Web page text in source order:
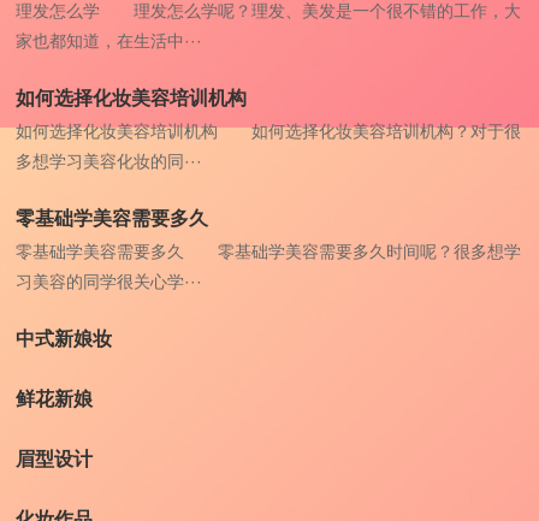
理发怎么学 理发怎么学呢？理发、美发是一个很不错的工作，大
家也都知道，在生活中···
如何选择化妆美容培训机构
如何选择化妆美容培训机构 如何选择化妆美容培训机构？对于很
多想学习美容化妆的同···
零基础学美容需要多久
零基础学美容需要多久 零基础学美容需要多久时间呢？很多想学
习美容的同学很关心学···
中式新娘妆
鲜花新娘
眉型设计